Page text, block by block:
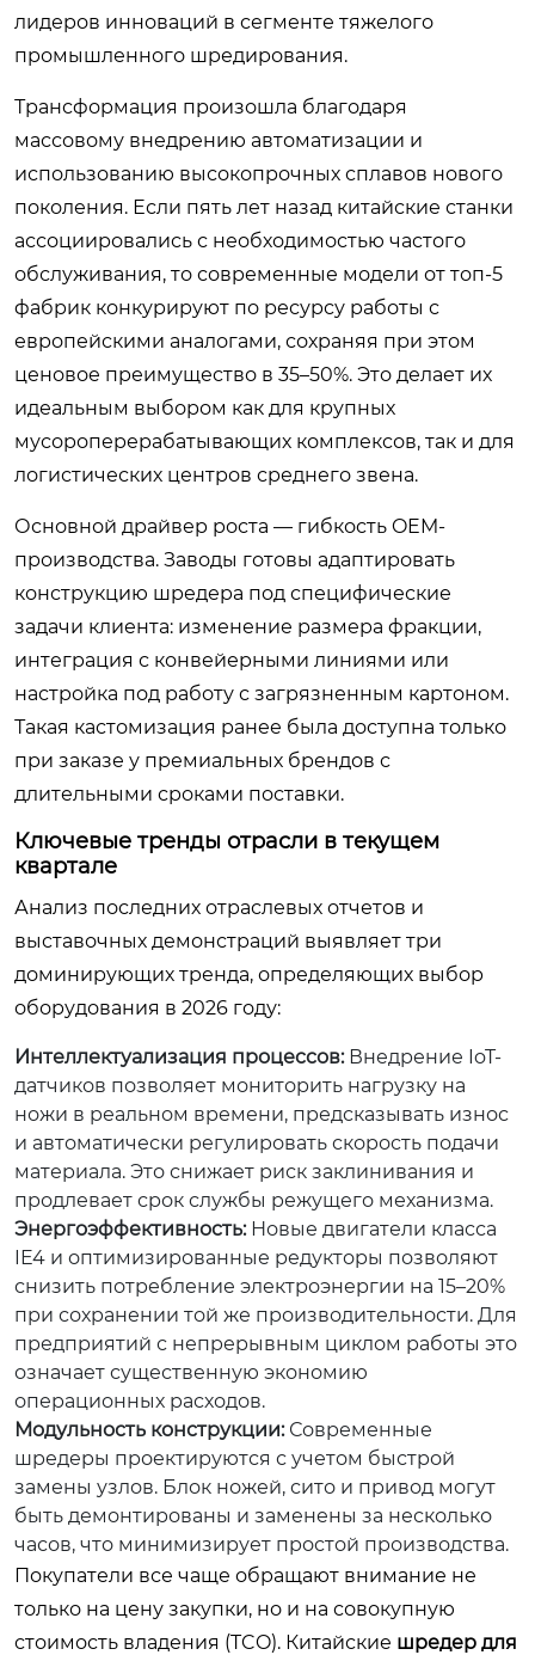
лидеров инноваций в сегменте тяжелого
промышленного шредирования.
Трансформация произошла благодаря
массовому внедрению автоматизации и
использованию высокопрочных сплавов нового
поколения. Если пять лет назад китайские станки
ассоциировались с необходимостью частого
обслуживания, то современные модели от топ-5
фабрик конкурируют по ресурсу работы с
европейскими аналогами, сохраняя при этом
ценовое преимущество в 35–50%. Это делает их
идеальным выбором как для крупных
мусороперерабатывающих комплексов, так и для
логистических центров среднего звена.
Основной драйвер роста — гибкость OEM-
производства. Заводы готовы адаптировать
конструкцию шредера под специфические
задачи клиента: изменение размера фракции,
интеграция с конвейерными линиями или
настройка под работу с загрязненным картоном.
Такая кастомизация ранее была доступна только
при заказе у премиальных брендов с
длительными сроками поставки.
Ключевые тренды отрасли в текущем
квартале
Анализ последних отраслевых отчетов и
выставочных демонстраций выявляет три
доминирующих тренда, определяющих выбор
оборудования в 2026 году:
Интеллектуализация процессов:Внедрение IoT-
датчиков позволяет мониторить нагрузку на
ножи в реальном времени, предсказывать износ
и автоматически регулировать скорость подачи
материала. Это снижает риск заклинивания и
продлевает срок службы режущего механизма.
Энергоэффективность:Новые двигатели класса
IE4 и оптимизированные редукторы позволяют
снизить потребление электроэнергии на 15–20%
при сохранении той же производительности. Для
предприятий с непрерывным циклом работы это
означает существенную экономию
операционных расходов.
Модульность конструкции:Современные
шредеры проектируются с учетом быстрой
замены узлов. Блок ножей, сито и привод могут
быть демонтированы и заменены за несколько
часов, что минимизирует простой производства.
Покупатели все чаще обращают внимание не
только на цену закупки, но и на совокупную
стоимость владения (TCO). Китайские шредер для